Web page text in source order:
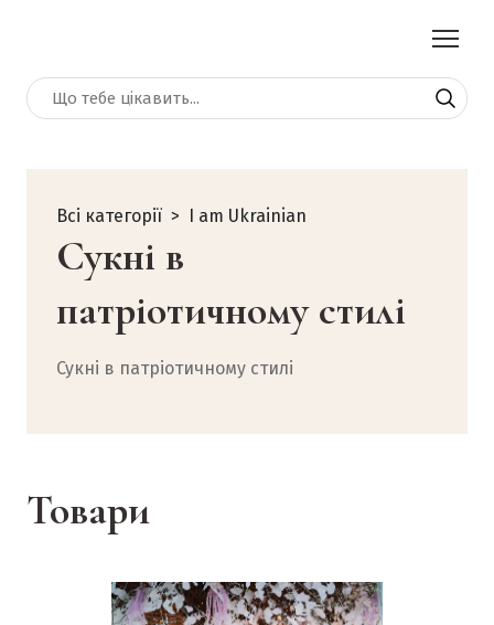
Всі категорії I am Ukrainian
Сукні в
патріотичному стилі
Сукні в патріотичному стилі
Товари